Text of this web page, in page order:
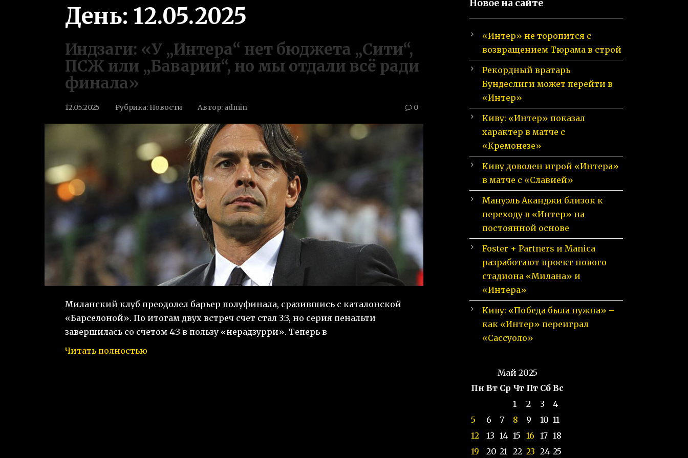
День: 12.05.2025
Индзаги: «У „Интера“ нет бюджета „Сити“,
ПСЖ или „Баварии“, но мы отдали всё ради
финала»
12.05.2025 Рубрика: Новости Автор: admin 0
Миланский клуб преодолел барьер полуфинала, сразившись с каталонской
«Барселоной». По итогам двух встреч счет стал 3:3, но серия пенальти
завершилась со счетом 4:3 в пользу «нерадзурри». Теперь в
Читать полностью
Новое на сайте
«Интер» не торопится с
возвращением Тюрама в строй
Рекордный вратарь
Бундеслиги может перейти в
«Интер»
Киву: «Интер» показал
характер в матче с
«Кремонезе»
Киву доволен игрой «Интера»
в матче с «Славией»
Мануэль Аканджи близок к
переходу в «Интер» на
постоянной основе
Foster + Partners и Manica
разработают проект нового
стадиона «Милана» и
«Интера»
Киву: «Победа была нужна» –
как «Интер» переиграл
«Сассуоло»
Май 2025
Пн Вт Ср Чт Пт Сб Вс
1
2 3
4
5
6 7 8 9 10 11
12
13 14 15 16 17 18
19
20 21 22 23 24 25